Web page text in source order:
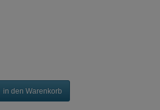
in den Warenkorb